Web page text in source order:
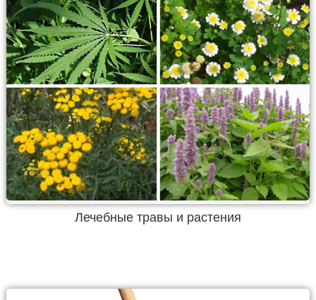
Лечебные травы и растения